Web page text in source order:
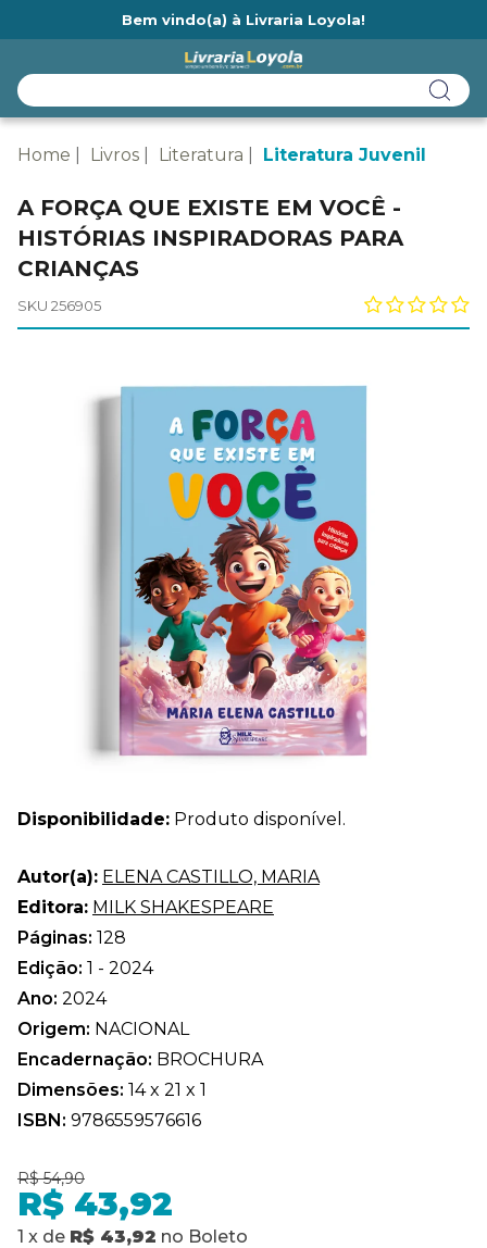
Bem vindo(a) à Livraria Loyola!
Home Livros Literatura Literatura Juvenil
A FORÇA QUE EXISTE EM VOCÊ -
HISTÓRIAS INSPIRADORAS PARA
CRIANÇAS
SKU 256905
Disponibilidade: Produto disponível.
Autor(a): ELENA CASTILLO, MARIA
Editora: MILK SHAKESPEARE
Páginas: 128
Edição: 1 - 2024
Ano: 2024
Origem: NACIONAL
Encadernação: BROCHURA
Dimensões: 14 x 21 x 1
ISBN: 9786559576616
R$ 54,90
R$ 43,92
1 x de R$ 43,92 no Boleto